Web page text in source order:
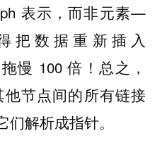
表示，而非元素—
把数据重新插入
慢 100 倍！总之，
节点间的所有链接
解析成指针。